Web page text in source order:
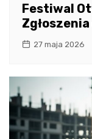
Festiwal
27 maja 2026